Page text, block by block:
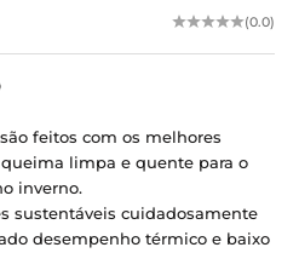
(0.0)
feitos com os melhores
limpa e quente para o
inverno.
sustentáveis ​​cuidadosamente
desempenho térmico e baixo